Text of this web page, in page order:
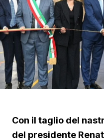
Con il taglio del
del presidente